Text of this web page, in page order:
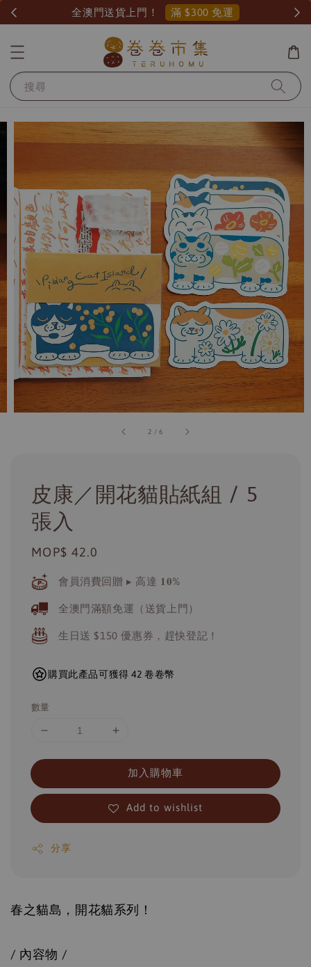
全澳門送貨上門！ 滿 $300 免運
搜尋
2 /6
皮康／開花貓貼紙組 / 5
張入
Regular
price
MOP$ 42.0
會員消費回贈 ▸ 高達 𝟏𝟎%
全澳門滿額免運（送貨上門）
生日送 $150 優惠券，趕快登記！
購買此產品可獲得 42 卷卷幣
數量
加入購物車
Add to wishlist
分享
春之貓島，開花貓系列！
/ 內容物 /